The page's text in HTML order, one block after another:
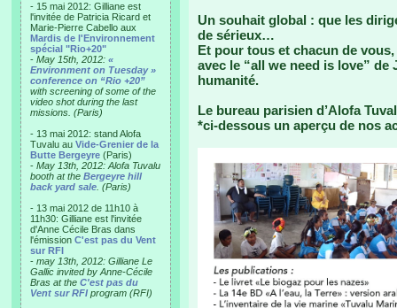
- 15 mai 2012: Gilliane est
l'invitée de Patricia Ricard et
Marie-Pierre Cabello aux
Mardis de l'Environnement
spécial "Rio+20"
- May 15th, 2012: «
Environment on Tuesday »
conference on “Rio +20”
with screening of some of the
video shot during the last
missions. (Paris)
- 13 mai 2012: stand Alofa
Tuvalu au Vide-Grenier de la
Butte Bergeyre (Paris)
- May 13th, 2012: Alofa Tuvalu
booth at the Bergeyre hill
back yard sale . (Paris)
- 13 mai 2012 de 11h10 à
11h30: Gilliane est l'invitée
d'Anne Cécile Bras dans
l'émission C'est pas du Vent
sur RFI
- may 13th, 2012: Gilliane Le
Gallic invited by Anne-Cécile
Bras at the C'est pas du
Vent sur RFI program (RFI)
Un souhait global : que les
de sérieux…
Et pour tous et chacun de
avec le “all we need is love”
humanité.
Le bureau parisien d’Alofa
*ci-dessous un aperçu de nos